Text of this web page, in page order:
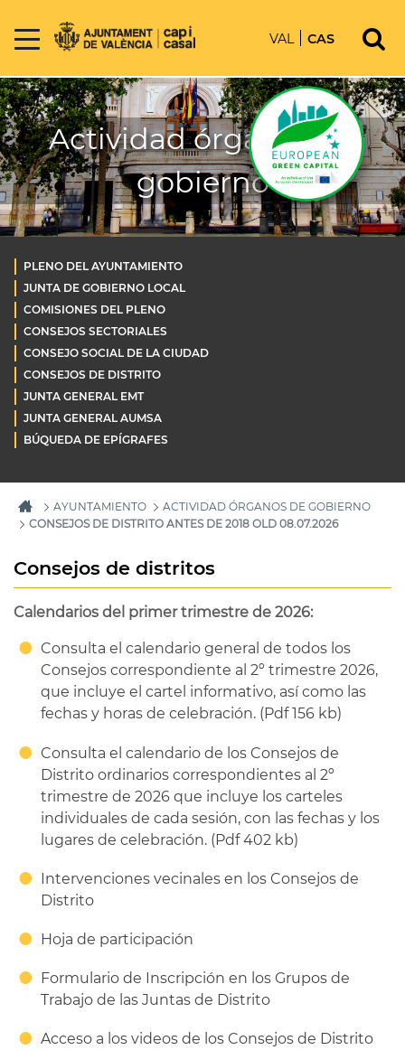
VAL CAS
Actividad órganos de
gobierno
PLENO DEL AYUNTAMIENTO
JUNTA DE GOBIERNO LOCAL
COMISIONES DEL PLENO
CONSEJOS SECTORIALES
CONSEJO SOCIAL DE LA CIUDAD
CONSEJOS DE DISTRITO
JUNTA GENERAL EMT
JUNTA GENERAL AUMSA
BÚQUEDA DE EPÍGRAFES
AYUNTAMIENTO
ACTIVIDAD ÓRGANOS DE GOBIERNO
CONSEJOS DE DISTRITO ANTES DE 2018 OLD 08.07.2026
Consejos de distritos
Calendarios del primer trimestre de 2026:
Consulta el calendario general de todos los
Consejos correspondiente al 2º trimestre 2026,
que incluye el cartel informativo, así como las
fechas y horas de celebración. (Pdf 156 kb)
Consulta el calendario de los Consejos de
Distrito ordinarios correspondientes al 2º
trimestre de 2026 que incluye los carteles
individuales de cada sesión, con las fechas y los
lugares de celebración. (Pdf 402 kb)
Intervenciones vecinales en los Consejos de
Distrito
Hoja de participación
Formulario de Inscripción en los Grupos de
Trabajo de las Juntas de Distrito
Acceso a los videos de los Consejos de Distrito